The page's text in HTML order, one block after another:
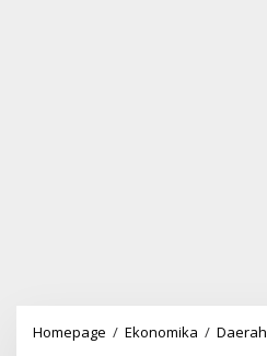
Homepage / Ekonomika / Daerah